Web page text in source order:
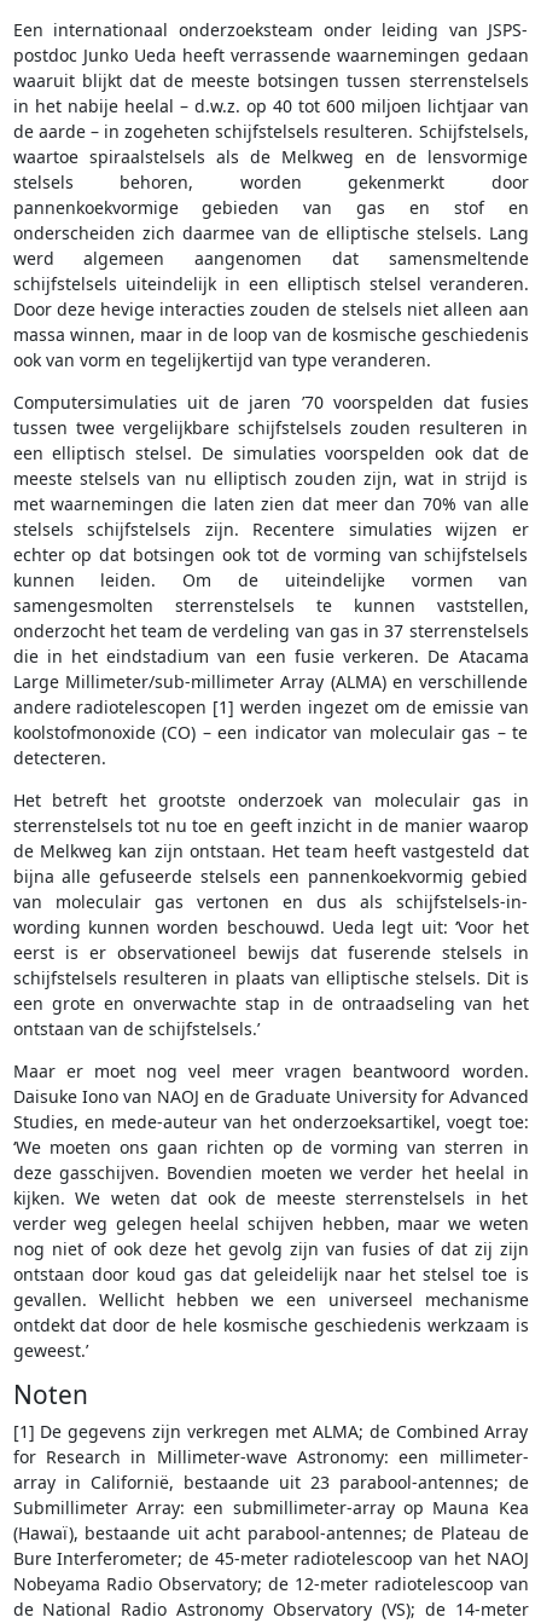
Een internationaal onderzoeksteam onder leiding van JSPS-
postdoc Junko Ueda heeft verrassende waarnemingen gedaan
waaruit blijkt dat de meeste botsingen tussen sterrenstelsels
in het nabije heelal – d.w.z. op 40 tot 600 miljoen lichtjaar van
de aarde – in zogeheten schijfstelsels resulteren. Schijfstelsels,
waartoe spiraalstelsels als de Melkweg en de lensvormige
stelsels behoren, worden gekenmerkt door
pannenkoekvormige gebieden van gas en stof en
onderscheiden zich daarmee van de elliptische stelsels. Lang
werd algemeen aangenomen dat samensmeltende
schijfstelsels uiteindelijk in een elliptisch stelsel veranderen.
Door deze hevige interacties zouden de stelsels niet alleen aan
massa winnen, maar in de loop van de kosmische geschiedenis
ook van vorm en tegelijkertijd van type veranderen.
Computersimulaties uit de jaren ’70 voorspelden dat fusies
tussen twee vergelijkbare schijfstelsels zouden resulteren in
een elliptisch stelsel. De simulaties voorspelden ook dat de
meeste stelsels van nu elliptisch zouden zijn, wat in strijd is
met waarnemingen die laten zien dat meer dan 70% van alle
stelsels schijfstelsels zijn. Recentere simulaties wijzen er
echter op dat botsingen ook tot de vorming van schijfstelsels
kunnen leiden. Om de uiteindelijke vormen van
samengesmolten sterrenstelsels te kunnen vaststellen,
onderzocht het team de verdeling van gas in 37 sterrenstelsels
die in het eindstadium van een fusie verkeren. De Atacama
Large Millimeter/sub-millimeter Array (ALMA) en verschillende
andere radiotelescopen [1] werden ingezet om de emissie van
koolstofmonoxide (CO) – een indicator van moleculair gas – te
detecteren.
Het betreft het grootste onderzoek van moleculair gas in
sterrenstelsels tot nu toe en geeft inzicht in de manier waarop
de Melkweg kan zijn ontstaan. Het team heeft vastgesteld dat
bijna alle gefuseerde stelsels een pannenkoekvormig gebied
van moleculair gas vertonen en dus als schijfstelsels-in-
wording kunnen worden beschouwd. Ueda legt uit: ‘Voor het
eerst is er observationeel bewijs dat fuserende stelsels in
schijfstelsels resulteren in plaats van elliptische stelsels. Dit is
een grote en onverwachte stap in de ontraadseling van het
ontstaan van de schijfstelsels.’
Maar er moet nog veel meer vragen beantwoord worden.
Daisuke Iono van NAOJ en de Graduate University for Advanced
Studies, en mede-auteur van het onderzoeksartikel, voegt toe:
‘We moeten ons gaan richten op de vorming van sterren in
deze gasschijven. Bovendien moeten we verder het heelal in
kijken. We weten dat ook de meeste sterrenstelsels in het
verder weg gelegen heelal schijven hebben, maar we weten
nog niet of ook deze het gevolg zijn van fusies of dat zij zijn
ontstaan door koud gas dat geleidelijk naar het stelsel toe is
gevallen. Wellicht hebben we een universeel mechanisme
ontdekt dat door de hele kosmische geschiedenis werkzaam is
geweest.’
Noten
[1] De gegevens zijn verkregen met ALMA; de Combined Array
for Research in Millimeter-wave Astronomy: een millimeter-
array in Californië, bestaande uit 23 parabool-antennes; de
Submillimeter Array: een submillimeter-array op Mauna Kea
(Hawaï), bestaande uit acht parabool-antennes; de Plateau de
Bure Interferometer; de 45-meter radiotelescoop van het NAOJ
Nobeyama Radio Observatory; de 12-meter radiotelescoop van
de National Radio Astronomy Observatory (VS); de 14-meter